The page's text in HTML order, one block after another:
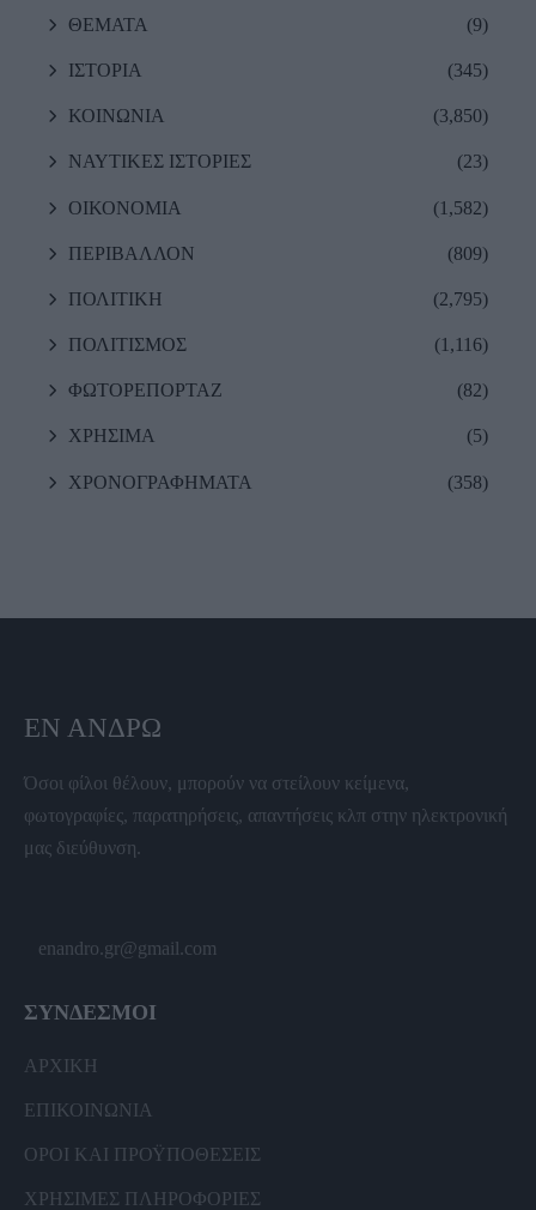
ΘΕΜΑΤΑ (9)
ΙΣΤΟΡΙΑ (345)
ΚΟΙΝΩΝΙΑ (3,850)
ΝΑΥΤΙΚΕΣ ΙΣΤΟΡΙΕΣ (23)
ΟΙΚΟΝΟΜΙΑ (1,582)
ΠΕΡΙΒΑΛΛΟΝ (809)
ΠΟΛΙΤΙΚΗ (2,795)
ΠΟΛΙΤΙΣΜΟΣ (1,116)
ΦΩΤΟΡΕΠΟΡΤΑΖ (82)
ΧΡΗΣΙΜΑ (5)
ΧΡΟΝΟΓΡΑΦΗΜΑΤΑ (358)
ΕΝ ΆΝΔΡΩ
Όσοι φίλοι θέλουν, μπορούν να στείλουν κείμενα,
φωτογραφίες, παρατηρήσεις, απαντήσεις κλπ στην ηλεκτρονική
μας διεύθυνση.
enandro.gr@gmail.com
ΣΥΝΔΕΣΜΟΙ
ΑΡΧΙΚΗ
ΕΠΙΚΟΙΝΩΝΙΑ
ΟΡΟΙ ΚΑΙ ΠΡΟΫΠΟΘΕΣΕΙΣ
ΧΡΗΣΙΜΕΣ ΠΛΗΡΟΦΟΡΙΕΣ